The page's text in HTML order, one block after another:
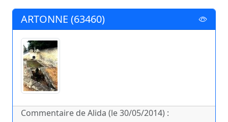
ARTONNE (63460)
Commentaire de Alida (le 30/05/2014) :